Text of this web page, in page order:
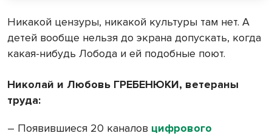
Никакой цензуры, никакой культуры там нет. А
детей вообще нельзя до экрана допускать, когда
какая-нибудь Лобода и ей подобные поют.
Николай и Любовь ГРЕБЕНЮКИ, ветераны
труда:
– Появившиеся 20 каналов цифрового